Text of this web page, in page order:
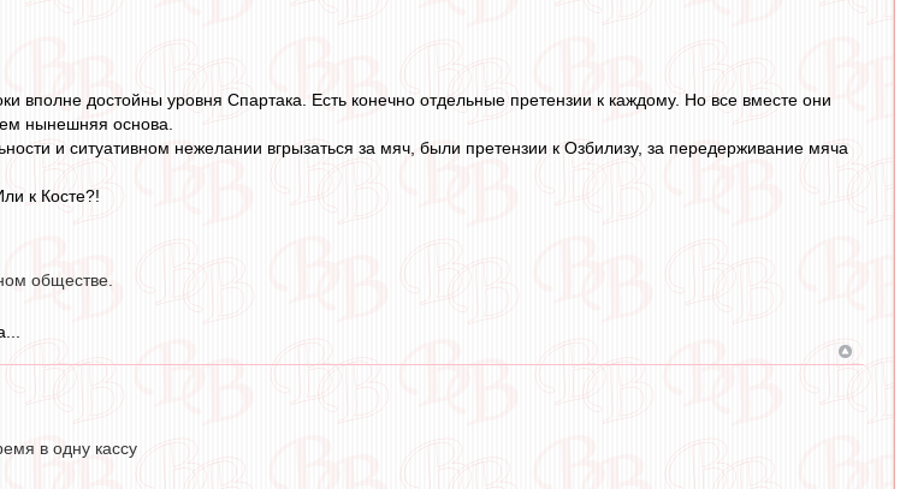
вполне достойны уровня Спартака. Есть конечно отдельные претензии к каждому. Но все вместе они
нынешняя основа.
и ситуативном нежелании вгрызаться за мяч, были претензии к Озбилизу, за передерживание мяча
к Косте?!
обществе.
в одну кассу